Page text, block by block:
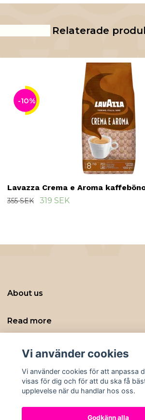
Relaterade
-10%
Lavazza Crema e Aroma
355 SEK 319 SEK
About us
Read more
Sociala medier
Vi använder cookies
Vi använder cookies för att anpassa
visas för dig och för att du ska få
upplevelse när du handlar hos oss.
Godkänn alla